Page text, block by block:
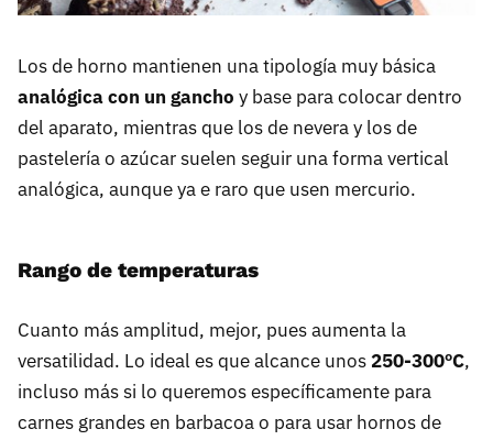
Los de horno mantienen una tipología muy básica
analógica con un gancho y base para colocar dentro
del aparato, mientras que los de nevera y los de
pastelería o azúcar suelen seguir una forma vertical
analógica, aunque ya e raro que usen mercurio.
Rango de temperaturas
Cuanto más amplitud, mejor, pues aumenta la
versatilidad. Lo ideal es que alcance unos 250-300ºC,
incluso más si lo queremos específicamente para
carnes grandes en barbacoa o para usar hornos de